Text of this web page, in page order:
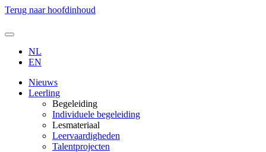
Terug naar hoofdinhoud
NL
EN
Nieuws
Leerling
Begeleiding
Individuele begeleiding
Lesmateriaal
Leervaardigheden
Talentprojecten